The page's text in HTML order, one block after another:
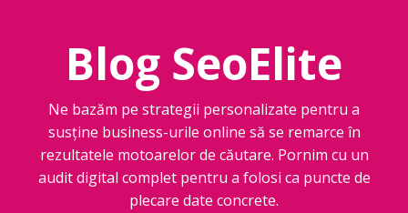
Blog SeoElite
Ne bazăm pe strategii personalizate pentru a
susține business-urile online să se remarce în
rezultatele motoarelor de căutare. Pornim cu un
audit digital complet pentru a folosi ca puncte de
plecare date concrete.